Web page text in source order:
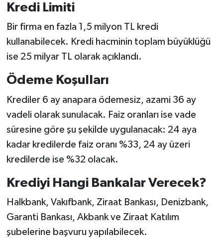
Kredi Limiti
Bir firma en fazla 1,5 milyon TL kredi
kullanabilecek. Kredi hacminin toplam büyüklüğü
ise 25 milyar TL olarak açıklandı.
Ödeme Koşulları
Krediler 6 ay anapara ödemesiz, azami 36 ay
vadeli olarak sunulacak. Faiz oranları ise vade
süresine göre şu şekilde uygulanacak: 24 aya
kadar kredilerde faiz oranı %33, 24 ay üzeri
kredilerde ise %32 olacak.
Krediyi Hangi Bankalar Verecek?
Halkbank, Vakıfbank, Ziraat Bankası, Denizbank,
Garanti Bankası, Akbank ve Ziraat Katılım
şubelerine başvuru yapılabilecek.